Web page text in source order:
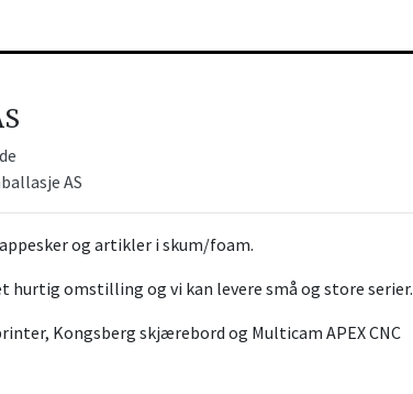
AS
og artikler i skum/foam.
hurtig omstilling og vi kan levere små og store serier.
Kongsberg skjærebord og Multicam APEX CNC